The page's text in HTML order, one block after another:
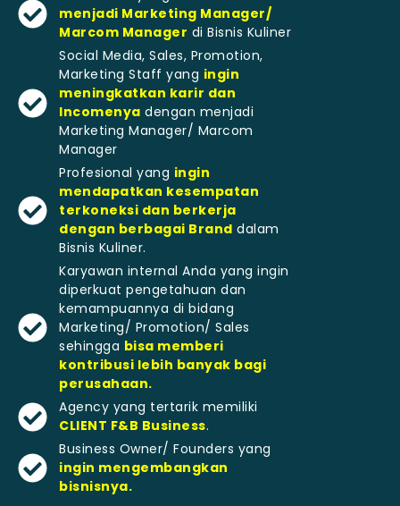
menjadi Marketing Manager/
Marcom Manager di Bisnis Kuliner
Social Media, Sales, Promotion,
Marketing Staff yang ingin
meningkatkan karir dan
Incomenya dengan menjadi
Marketing Manager/ Marcom
Manager
Profesional yang ingin
mendapatkan kesempatan
terkoneksi dan berkerja
dengan berbagai Brand dalam
Bisnis Kuliner.
Karyawan internal Anda yang ingin
diperkuat pengetahuan dan
kemampuannya di bidang
Marketing/ Promotion/ Sales
sehingga bisa memberi
kontribusi lebih banyak bagi
perusahaan.
Agency yang tertarik memiliki
CLIENT F&B Business.
Business Owner/ Founders yang
ingin mengembangkan
bisnisnya.